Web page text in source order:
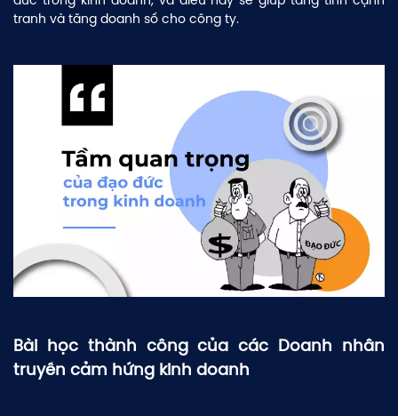
tranh và tăng doanh số cho công ty.
Bài học thành công của các Doanh nhân
truyền cảm hứng kinh doanh